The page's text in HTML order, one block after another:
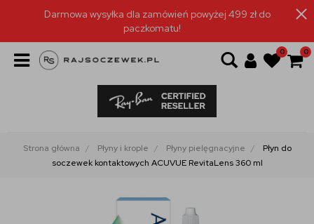
Darmowa wysyłka dla zamówień powyżej 499 zł do
paczkomatu!
0 0
Strona główna Płyny i krople Płyny pielęgnacyjne
Płyn do
soczewek kontaktowych ACUVUE RevitaLens 360 ml